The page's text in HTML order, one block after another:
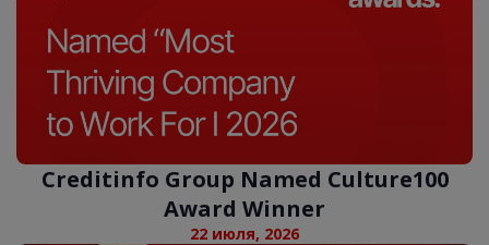
Creditinfo Group Named Culture100
Award Winner
22 июля, 2026